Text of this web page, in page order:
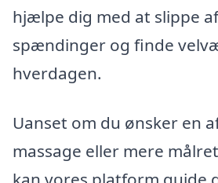
hjælpe dig med at slippe
spændinger og finde
hverdagen.
Uanset om du ønsker en
massage eller mere